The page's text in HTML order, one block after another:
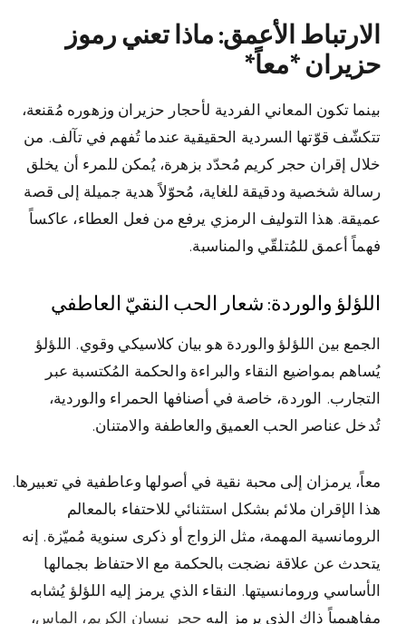
الارتباط الأعمق: ماذا تعني رموز
حزيران *معاً*
بينما تكون المعاني الفردية لأحجار حزيران وزهوره مُقنعة،
تتكشّف قوّتها السردية الحقيقية عندما تُفهم في تآلف. من
خلال إقران حجر كريم مُحدّد بزهرة، يُمكن للمرء أن يخلق
رسالة شخصية ودقيقة للغاية، مُحوّلاً هدية جميلة إلى قصة
عميقة. هذا التوليف الرمزي يرفع من فعل العطاء، عاكساً
فهماً أعمق للمُتلقّي والمناسبة.
اللؤلؤ والوردة: شعار الحب النقيّ العاطفي
الجمع بين اللؤلؤ والوردة هو بيان كلاسيكي وقوي. اللؤلؤ
يُساهم بمواضيع النقاء والبراءة والحكمة المُكتسبة عبر
التجارب. الوردة، خاصة في أصنافها الحمراء والوردية،
تُدخل عناصر الحب العميق والعاطفة والامتنان.
معاً، يرمزان إلى محبة نقية في أصولها وعاطفية في تعبيرها.
هذا الإقران ملائم بشكل استثنائي للاحتفاء بالمعالم
الرومانسية المهمة، مثل الزواج أو ذكرى سنوية مُميّزة. إنه
يتحدث عن علاقة نضجت بالحكمة مع الاحتفاظ بجمالها
الأساسي ورومانسيتها. النقاء الذي يرمز إليه اللؤلؤ يُشابه
مفاهيمياً ذاك الذي يرمز إليهحجر نيسان الكريم، الماس،